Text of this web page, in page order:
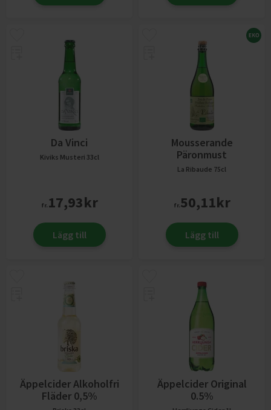
Da Vinci
Kiviks Musteri 33cl
fr. 17,93kr
Lägg till
Mousserande
Päronmust
La Ribaude 75cl
fr.50,11kr
Lägg till
Äppelcider Alkoholfri
Fläder 0,5%
Äppelcider Original
0.5%